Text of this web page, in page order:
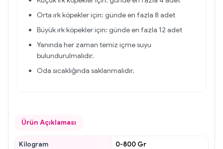
Orta ırk köpekler için: günde en fazla 8 adet
Büyük ırk köpekler için: günde en fazla 12 adet
Yanında her zaman temiz içme suyu
bulundurulmalıdır.
Oda sıcaklığında saklanmalıdır.
Ürün Açıklaması
Kilogram
0-800 Gr